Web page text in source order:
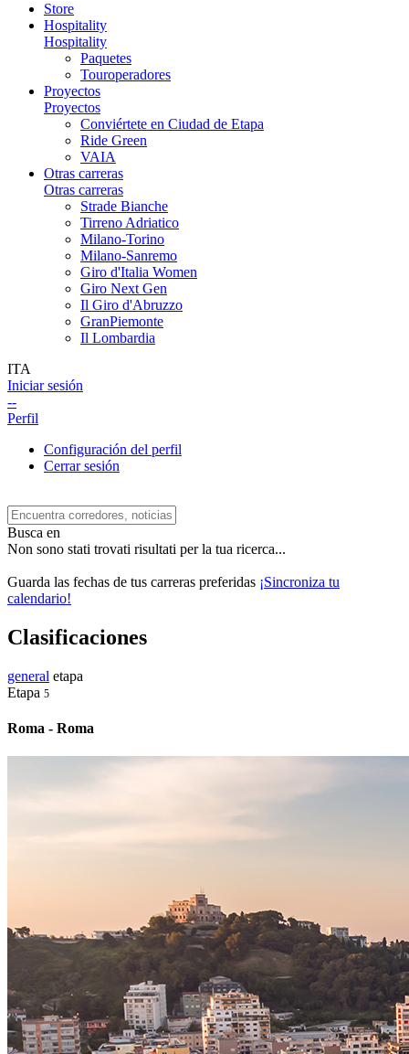
Store
Hospitality
Hospitality
Paquetes
Touroperadores
Proyectos
Proyectos
Conviértete en Ciudad de Etapa
Ride Green
VAIA
Otras carreras
Otras carreras
Strade Bianche
Tirreno Adriatico
Milano-Torino
Milano-Sanremo
Giro d'Italia Women
Giro Next Gen
Il Giro d'Abruzzo
GranPiemonte
Il Lombardia
ITA
Iniciar sesión
--
Perfil
Configuración del perfil
Cerrar sesión
Busca en
Non sono stati trovati risultati per la tua ricerca...
Guarda las fechas de tus carreras preferidas ¡Sincroniza tu
calendario!
Clasificaciones
general etapa
Etapa 5
Roma - Roma